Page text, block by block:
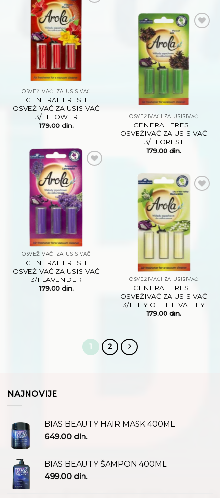
OSVEŽIVAČI ZA USISIVAČ
GENERAL FRESH
OSVEŽIVAČ ZA USISIVAČ
3/1 FLOWER
179.00 din.
OSVEŽIVAČI ZA USISIVAČ
GENERAL FRESH
OSVEŽIVAČ ZA USISIVAČ
3/1 FOREST
179.00 din.
OSVEŽIVAČI ZA USISIVAČ
GENERAL FRESH
OSVEŽIVAČ ZA USISIVAČ
3/1 LAVENDER
179.00 din.
OSVEŽIVAČI ZA USISIVAČ
GENERAL FRESH
OSVEŽIVAČ ZA USISIVAČ
3/1 LILY OF THE VALLEY
179.00 din.
1 2
NAJNOVIJE
BIAS BEAUTY HAIR MASK 400ML
649.00 din.
BIAS BEAUTY ŠAMPON 400ML
499.00 din.